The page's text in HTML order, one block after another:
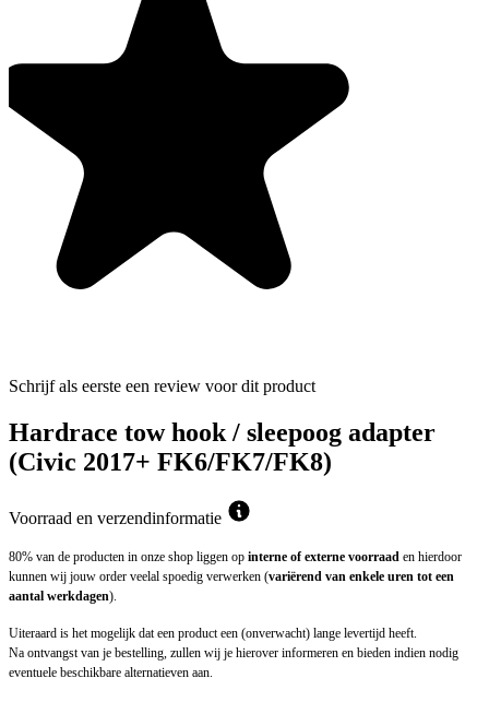
Schrijf als eerste een review voor dit product
Hardrace tow hook / sleepoog adapter
(Civic 2017+ FK6/FK7/FK8)
Voorraad en verzendinformatie
80% van de producten in onze shop liggen op interne of externe voorraad en hierdoor
kunnen wij jouw order veelal spoedig verwerken (variërend van enkele uren tot een
aantal werkdagen).
Uiteraard is het mogelijk dat een product een (onverwacht) lange levertijd heeft.
Na ontvangst van je bestelling, zullen wij je hierover informeren en bieden indien nodig
eventuele beschikbare alternatieven aan.